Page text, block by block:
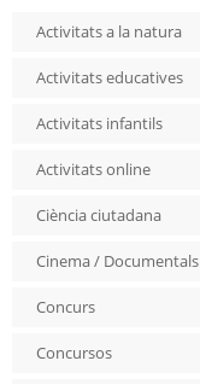
Activitats a la natura
Activitats educatives
Activitats infantils
Activitats online
Ciència ciutadana
Cinema / Documentals
Concurs
Concursos